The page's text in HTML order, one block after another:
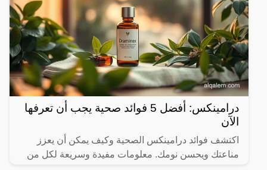
درامينكس: أفضل 5 فوائد صحية يجب أن تعرفها
الآن
اكتشف فوائد درامينكس الصحية وكيف يمكن أن يعزز
مناعتك ويحسن نومك. معلومات مفيدة وسريعة لكل من